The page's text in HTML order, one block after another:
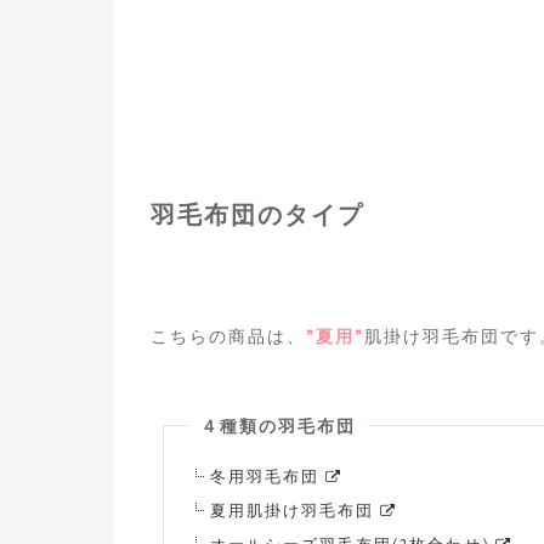
羽毛布団のタイプ
こちらの商品は、 ”夏用”肌掛け羽毛布団です
４種類の羽毛布団
冬用羽毛布団
夏用肌掛け羽毛布団